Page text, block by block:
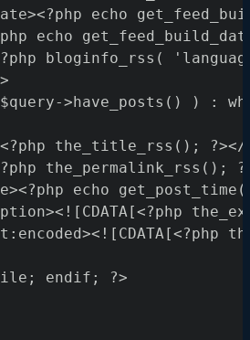
echo
echo
bloginfo_rss(
>have_posts() ) :
the_title_rss();
the_permalink_rss();
echo
endif; ?>